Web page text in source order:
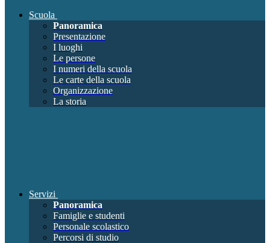
Scuola
Panoramica
Presentazione
I luoghi
Le persone
I numeri della scuola
Le carte della scuola
Organizzazione
La storia
Servizi
Panoramica
Famiglie e studenti
Personale scolastico
Percorsi di studio